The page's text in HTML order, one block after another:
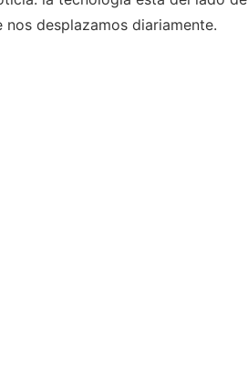
desplazamos diariamente.